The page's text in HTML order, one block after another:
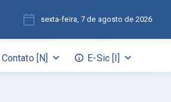
Contato [N] E-Sic [I]
sexta-feira, 7 de agosto de 2026